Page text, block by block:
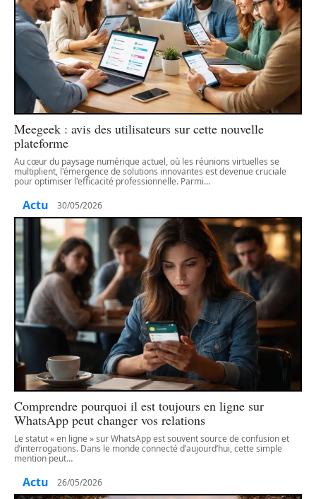
Meegeek : avis des utilisateurs sur cette nouvelle
plateforme
Au cœur du paysage numérique actuel, où les réunions virtuelles se
multiplient, l'émergence de solutions innovantes est devenue cruciale
pour optimiser l'efficacité professionnelle. Parmi…
Actu 30/05/2026
Comprendre pourquoi il est toujours en ligne sur
WhatsApp peut changer vos relations
Le statut « en ligne » sur WhatsApp est souvent source de confusion et
d’interrogations. Dans le monde connecté d’aujourd’hui, cette simple
mention peut…
Actu 26/05/2026